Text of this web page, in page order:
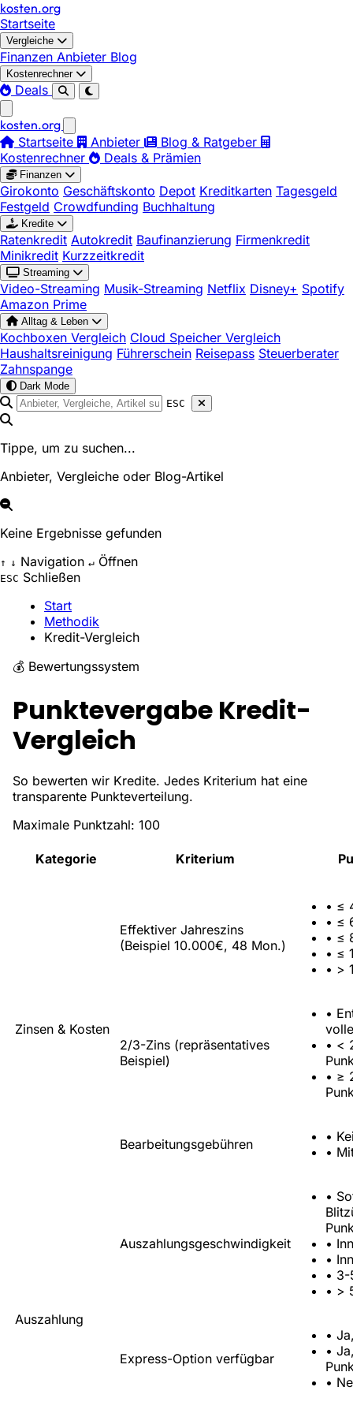
kosten.org
Startseite
Vergleiche
Finanzen Anbieter Blog
Kostenrechner
Deals
kosten.org
Startseite
Anbieter
Blog & Ratgeber
Kostenrechner
Deals & Prämien
Finanzen
Girokonto Geschäftskonto Depot Kreditkarten Tagesgeld
Festgeld Crowdfunding Buchhaltung
Kredite
Ratenkredit Autokredit Baufinanzierung Firmenkredit
Minikredit Kurzzeitkredit
Streaming
Video-Streaming Musik-Streaming Netflix Disney+ Spotify
Amazon Prime
Alltag & Leben
Kochboxen Vergleich Cloud Speicher Vergleich
Haushaltsreinigung Führerschein Reisepass Steuerberater
Zahnspange
Dark Mode
ESC
Tippe, um zu suchen...
Anbieter, Vergleiche oder Blog-Artikel
Keine Ergebnisse gefunden
↑ ↓ Navigation ↵ Öffnen
ESC Schließen
Start
Methodik
Kredit-Vergleich
💰 Bewertungssystem
Punktevergabe Kredit-
Vergleich
So bewerten wir Kredite. Jedes Kriterium hat eine
transparente Punkteverteilung.
Maximale Punktzahl: 100
Kategorie Kriterium
Zinsen & Kosten
Effektiver Jahreszins
(Beispiel 10.000€, 48 Mon.)
• ≤
• ≤
• ≤
• ≤
• >
2/3-Zins (repräsentatives
Beispiel)
•
• <
• ≥
Bearbeitungsgebühren •
•
Auszahlung
Auszahlungsgeschwindigkeit
•
•
•
• 3-
• >
Express-Option verfügbar
•
•
•